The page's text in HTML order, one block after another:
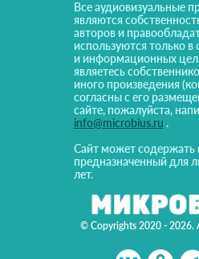
© Copyrights 2020 - 2026.
Все аудиовизуальные
являются
авторов и
используются только в
и информационных
являетесь
иного произведения
согласны с его
сайте, пожалуйста,
info@microbius.ru .
Сайт может содержать
предназначенный для
лет.